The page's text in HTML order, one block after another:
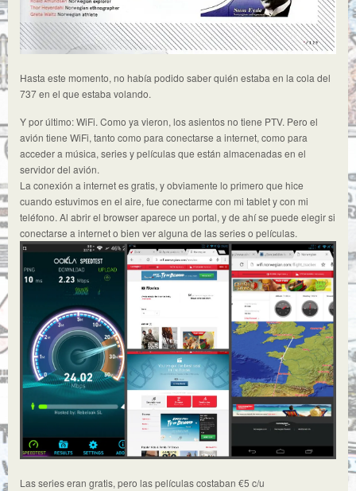
Hasta este momento, no había podido saber quién estaba en la cola del
737 en el que estaba volando.
Y por último: WiFi. Como ya vieron, los asientos no tiene PTV. Pero el
avión tiene WiFi, tanto como para conectarse a internet, como para
acceder a música, series y películas que están almacenadas en el
servidor del avión.
La conexión a internet es gratis, y obviamente lo primero que hice
cuando estuvimos en el aire, fue conectarme con mi tablet y con mi
teléfono. Al abrir el browser aparece un portal, y de ahí se puede elegir si
conectarse a internet o bien ver alguna de las series o películas.
Las series eran gratis, pero las películas costaban €5 c/u